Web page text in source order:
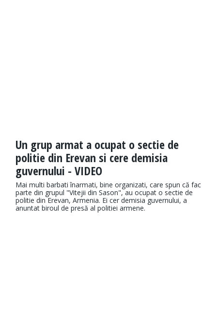
Un grup armat a ocupat o sectie de
politie din Erevan si cere demisia
guvernului - VIDEO
Mai multi barbati înarmati, bine organizati, care spun că fac
parte din grupul "Vitejii din Sason", au ocupat o sectie de
politie din Erevan, Armenia. Ei cer demisia guvernului, a
anuntat biroul de presă al politiei armene.